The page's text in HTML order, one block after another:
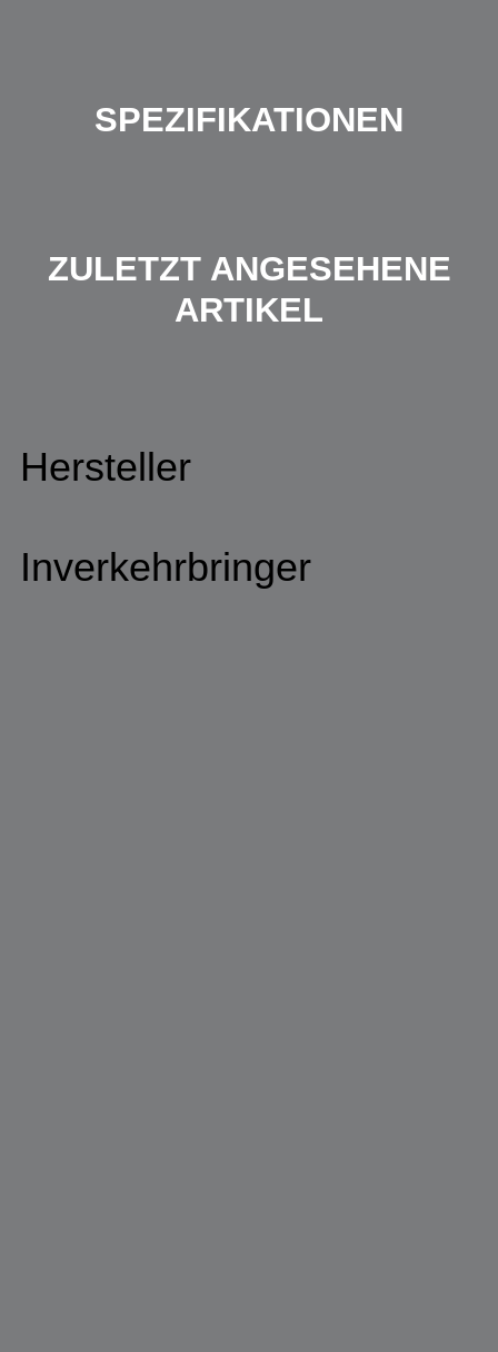
SPEZIFIKATIONEN
ZULETZT ANGESEHENE
ARTIKEL
Hersteller
Inverkehrbringer